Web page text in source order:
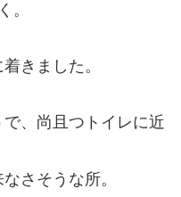
。
きました。
、尚且つトイレに近
さそうな所。